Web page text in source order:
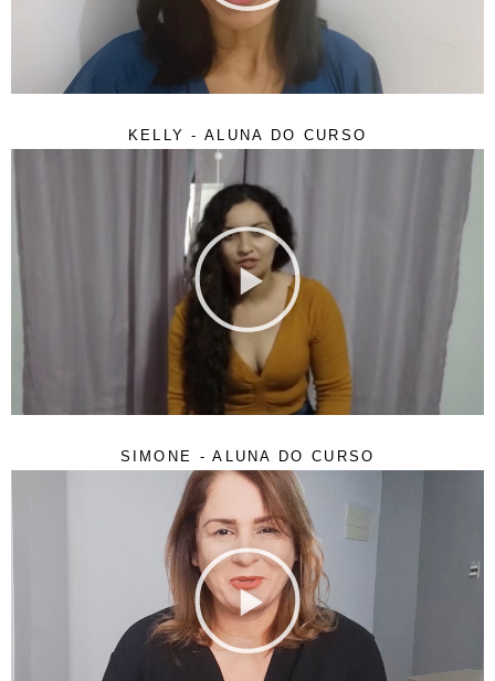
KELLY - ALUNA DO CURSO
SIMONE - ALUNA DO CURSO